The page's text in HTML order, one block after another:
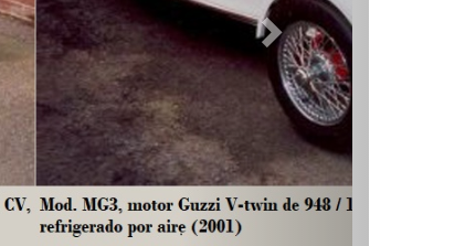
que fueron los nuevos propietarios de
propio cliente, Nigel Pitt.
dos construidos por otros clientes, más
de vehículos totalmente construidos,